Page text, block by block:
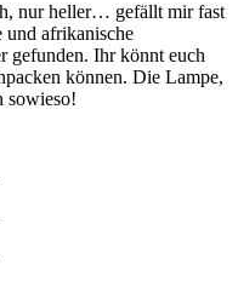
nur heller… gefällt mir fast
und afrikanische
gefunden. Ihr könnt euch
können. Die Lampe,
sowieso!